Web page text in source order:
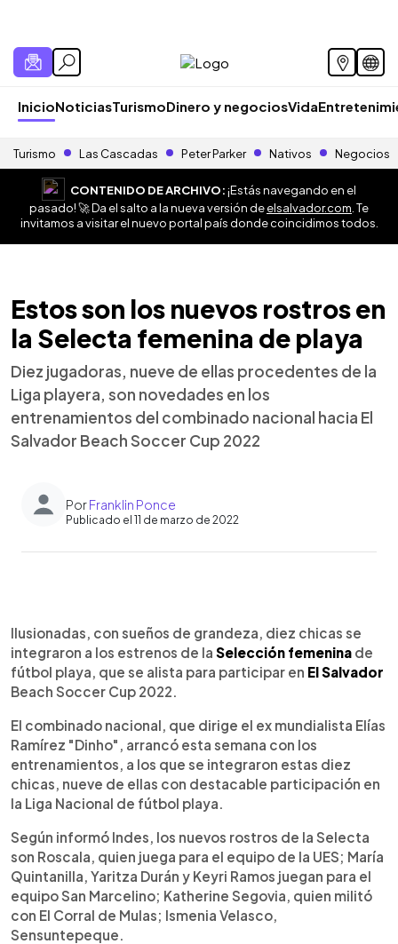
InicioNoticiasTurismoDinero y negociosVida
Turismo Las Cascadas Peter Parker Nativos Negocios
CONTENIDO DE ARCHIVO:¡Estás navegando en el
pasado! 🚀 Da el salto a la nueva versión deelsalvador.com . Te
invitamos a visitar el nuevo portal país donde coincidimos todos.
Estos son los nuevos rostros en
la Selecta femenina de playa
Diez jugadoras, nueve de ellas procedentes de la
Liga playera, son novedades en los
entrenamientos del combinado nacional hacia El
Salvador Beach Soccer Cup 2022
PorFranklin Ponce
Publicado el 11 de marzo de 2022
Escuchar artículo
Ilusionadas, con sueños de grandeza, diez chicas se
integraron a los estrenos de la Selección femenina de
fútbol playa, que se alista para participar en El Salvador
Beach Soccer Cup 2022.
El combinado nacional, que dirige el ex mundialista Elías
Ramírez "Dinho", arrancó esta semana con los
entrenamientos, a los que se integraron estas diez
chicas, nueve de ellas con destacable participación en
la Liga Nacional de fútbol playa.
Según informó Indes, los nuevos rostros de la Selecta
son Roscala, quien juega para el equipo de la UES; María
Quintanilla, Yaritza Durán y Keyri Ramos juegan para el
equipo San Marcelino; Katherine Segovia, quien militó
con El Corral de Mulas; Ismenia Velasco,
Sensuntepeque.